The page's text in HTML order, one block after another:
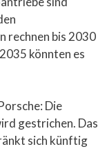
rechnen bis 2030
könnten es
Die
gestrichen. Das
sich künftig